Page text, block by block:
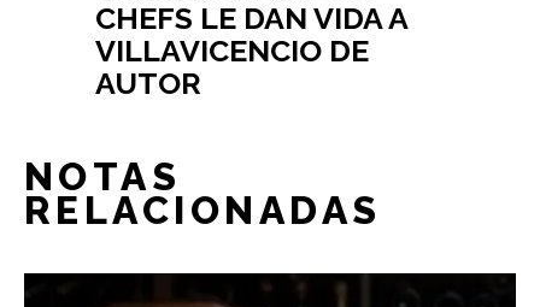
CHEFS LE DAN VIDA A
VILLAVICENCIO DE
AUTOR
NOTAS
RELACIONADAS